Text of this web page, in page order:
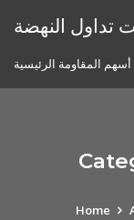
تداول النهضة
أسهم المقاومة الرئيسية
Home